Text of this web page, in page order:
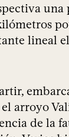
una
lineal
arroyo
de la